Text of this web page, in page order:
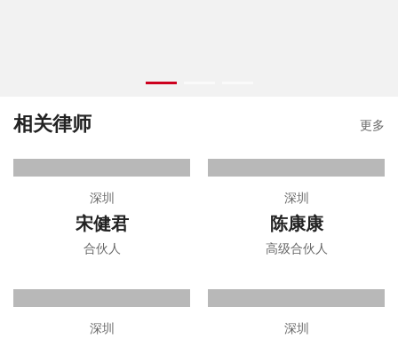
相关律师 更多
深圳
宋健君
合伙人
深圳
陈康康
高级合伙人
深圳 深圳